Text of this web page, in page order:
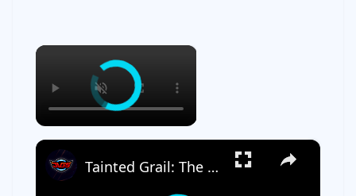
×
×
Tainted Grail: The Fall of Avalon - Minher Rites: Talk To Neante About The Corrupted Temple Gameplay